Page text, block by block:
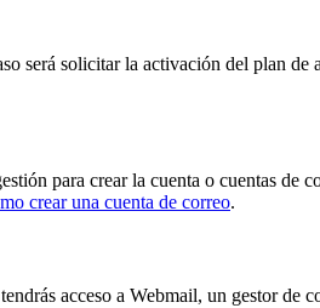
será solicitar la activación del plan
para crear la cuenta o cuentas
crear una cuenta de correo.
acceso a Webmail, un gestor